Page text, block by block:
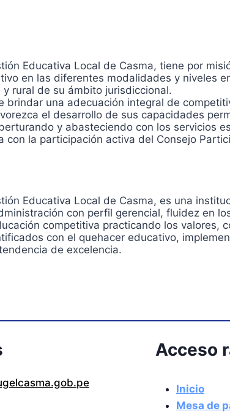
Educativa Local de Casma, tiene por
en las diferentes modalidades y niveles
rural de su ámbito jurisdiccional.
brindar una adecuación integral de
el desarrollo de sus capacidades
y abasteciendo con los servicios
con la participación activa del Consejo
Educativa Local de Casma, es una
con perfil gerencial, fluidez en
competitiva practicando los valores,
con el quehacer educativo,
de excelencia.
Acceso
Inicio
Mesa de